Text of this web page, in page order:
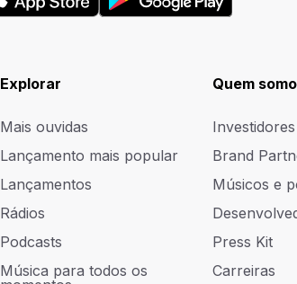
Explorar
Mais ouvidas
Lançamento mais popular
Lançamentos
Rádios
Podcasts
Música para todos os
Quem
Investidores
Brand
Músicos e
Press Kit
Carreiras